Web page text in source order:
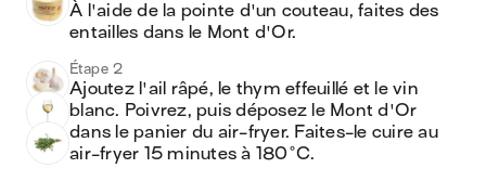
À l'aide de la pointe d'un couteau, faites des
entailles dans le Mont d'Or.
Étape 2
Ajoutez l'ail râpé, le thym effeuillé et le vin
blanc. Poivrez, puis déposez le Mont d'Or
dans le panier du air-fryer. Faites-le cuire au
air-fryer 15 minutes à 180°C.